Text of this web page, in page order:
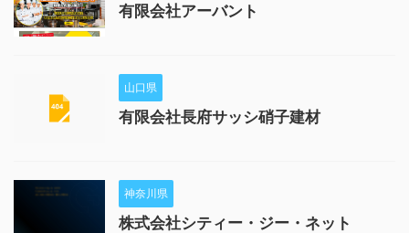
有限会社アーバント
山口県
有限会社長府サッシ硝子建材
神奈川県
株式会社シティー・ジー・ネット